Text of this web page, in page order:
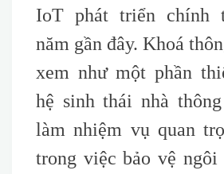
IoT phát triển chính
năm gần đây. Khoá
xem như một phần
hệ sinh thái nhà
làm nhiệm vụ quan
trong việc bảo vệ ngôi